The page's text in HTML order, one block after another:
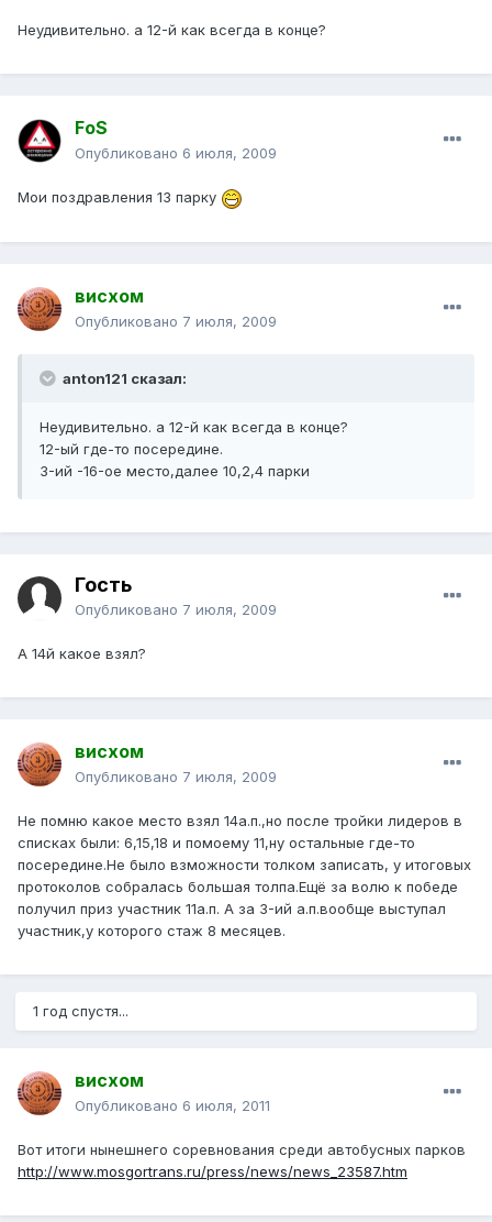
Неудивительно. а 12-й как всегда в конце?
FoS
Опубликовано 6 июля, 2009
Мои поздравления 13 парку
висхом
Опубликовано 7 июля, 2009
anton121 сказал:
Неудивительно. а 12-й как всегда в конце?
12-ый где-то посередине.
3-ий -16-ое место,далее 10,2,4 парки
Гость
Опубликовано 7 июля, 2009
А 14й какое взял?
висхом
Опубликовано 7 июля, 2009
Не помню какое место взял 14а.п.,но после тройки лидеров в
списках были: 6,15,18 и помоему 11,ну остальные где-то
посередине.Не было взможности толком записать, у итоговых
протоколов собралась большая толпа.Ещё за волю к победе
получил приз участник 11а.п. А за 3-ий а.п.вообще выступал
участник,у которого стаж 8 месяцев.
1 год спустя...
висхом
Опубликовано 6 июля, 2011
Вот итоги нынешнего соревнования среди автобусных парков
http://www.mosgortrans.ru/press/news/news_23587.htm